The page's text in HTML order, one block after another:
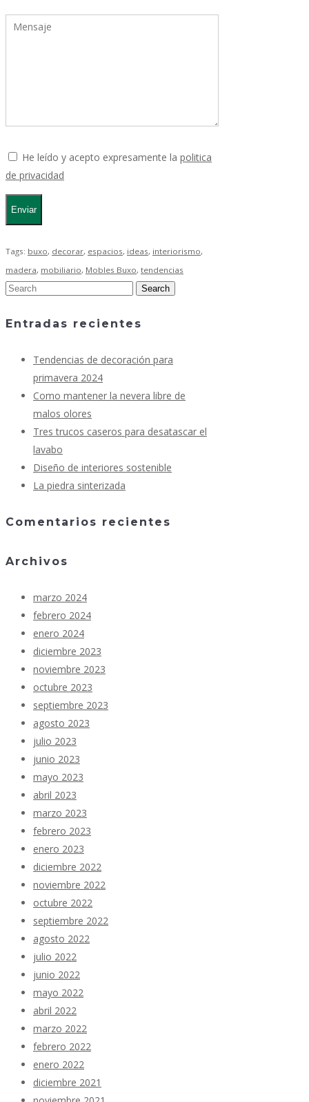
He leído y acepto expresamente la politica
de privacidad
Tags: buxo, decorar, espacios, ideas, interiorismo,
madera, mobiliario, Mobles Buxo, tendencias
Entradas recientes
Tendencias de decoración para
primavera 2024
Como mantener la nevera libre de
malos olores
Tres trucos caseros para desatascar el
lavabo
Diseño de interiores sostenible
La piedra sinterizada
Comentarios recientes
Archivos
marzo 2024
febrero 2024
enero 2024
diciembre 2023
noviembre 2023
octubre 2023
septiembre 2023
agosto 2023
julio 2023
junio 2023
mayo 2023
abril 2023
marzo 2023
febrero 2023
enero 2023
diciembre 2022
noviembre 2022
octubre 2022
septiembre 2022
agosto 2022
julio 2022
junio 2022
mayo 2022
abril 2022
marzo 2022
febrero 2022
enero 2022
diciembre 2021